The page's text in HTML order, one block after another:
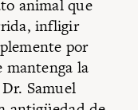
animal que
infligir
por
la
Samuel